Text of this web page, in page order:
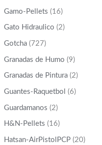
Gamo-Pellets (16)
Gato Hidraulico (2)
Gotcha (727)
Granadas de Humo (9)
Granadas de Pintura (2)
Guantes-Raquetbol (6)
Guardamanos (2)
H&N-Pellets (16)
Hatsan-AirPistolPCP (20)